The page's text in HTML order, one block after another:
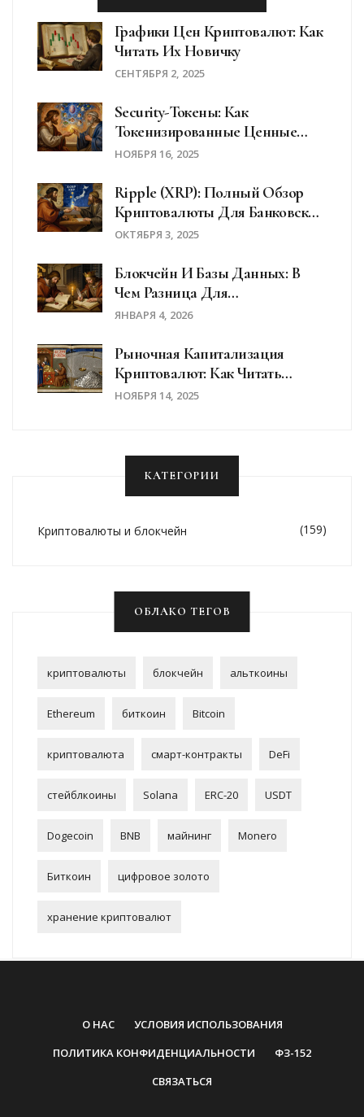
Графики Цен Криптовалют: Как
Читать Их Новичку
СЕНТЯБРЯ 2, 2025
Security-Токены: Как
Токенизированные Ценные
Бумаги Меняют Инвестиции На
НОЯБРЯ 16, 2025
Ripple (XRP): Полный Обзор
Криптовалюты Для Банковских
Переводов
ОКТЯБРЯ 3, 2025
Блокчейн И Базы Данных: В
Чем Разница Для
Криптовалютных Операций
ЯНВАРЯ 4, 2026
Рыночная Капитализация
Криптовалют: Как Читать
Рейтинги CoinMarketCap
НОЯБРЯ 14, 2025
КАТЕГОРИИ
Криптовалюты и блокчейн (159)
ОБЛАКО ТЕГОВ
криптовалюты блокчейн альткоины
Ethereum биткоин Bitcoin
криптовалюта смарт-контракты DeFi
стейблкоины Solana ERC-20 USDT
Dogecoin BNB майнинг Monero
Биткоин цифровое золото
хранение криптовалют
О НАС
УСЛОВИЯ ИСПОЛЬЗОВАНИЯ
ПОЛИТИКА КОНФИДЕНЦИАЛЬНОСТИ
ФЗ-152
СВЯЗАТЬСЯ